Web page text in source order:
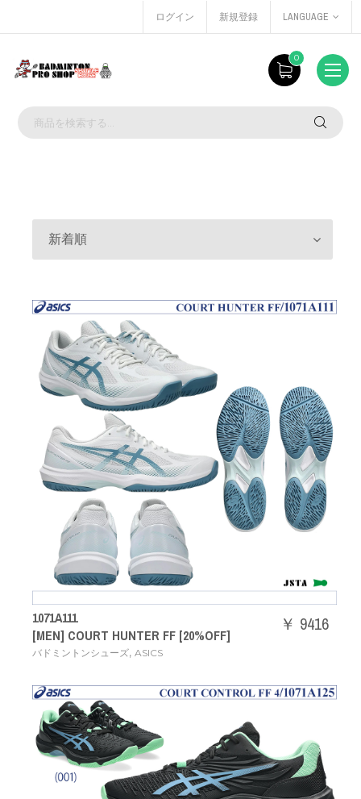
ログイン 新規登録 LANGUAGE
0
新着順
1071A111
[MEN] COURT HUNTER FF [20%OFF]
バドミントンシューズ, ASICS
￥ 9416